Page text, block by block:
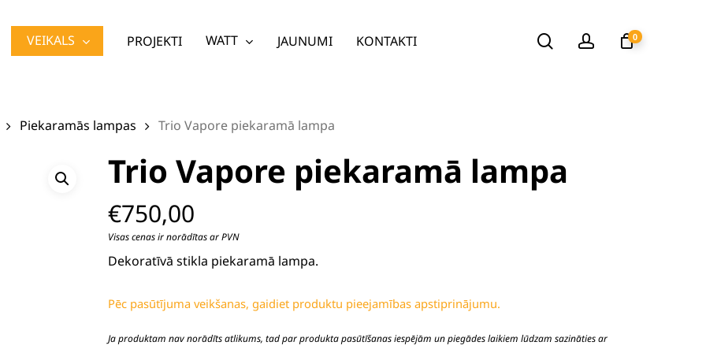
VEIKALS PROJEKTI WATT JAUNUMI KONTAKTI searchaccount
0
Piekaramās lampas Trio Vapore piekaramā lampa
Trio Vapore piekaramā lampa
€750,00
Visas cenas ir norādītas ar PVN
Dekoratīvā stikla piekaramā lampa.
Pēc pasūtījuma veikšanas, gaidiet produktu pieejamības apstiprinājumu.
Ja produktam nav norādīts atlikums, tad par produkta pasūtīšanas iespējām un piegādes laikiem lūdzam sazināties ar